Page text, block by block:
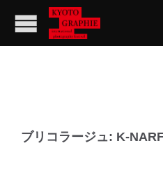
ブリコラージュ: K-